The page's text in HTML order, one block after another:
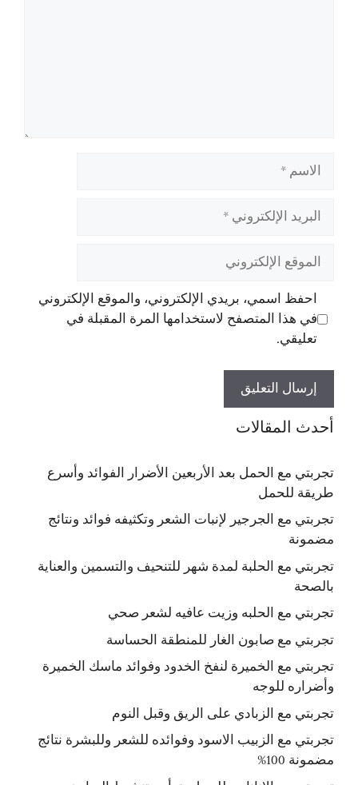
الاسم
البريد
الإلكتروني
الموقع
الإلكتروني
احفظ اسمي، بريدي الإلكتروني، والموقع الإلكتروني
في هذا المتصفح لاستخدامها المرة المقبلة في
تعليقي.
أحدث المقالات
تجربتي مع الحمل بعد الأربعين الأضرار الفوائد وأسرع
طريقة للحمل
تجربتي مع الجرجير لإنبات الشعر وتكثيفه فوائد ونتائج
مضمونة
تجربتي مع الحلبة لمدة شهر للتنحيف والتسمين والعناية
بالصحة
تجربتي مع الحلبه وزيت عافيه لشعر صحي
تجربتي مع صابون الغار للمنطقة الحساسة
تجربتي مع الخميرة لنفخ الخدود وفوائد ماسك الخميرة
وأضراره للوجه
تجربتي مع الزبادي على الريق وقبل النوم
تجربتي مع الزبيب الاسود وفوائده للشعر وللبشرة نتائج
مضمونة 100%